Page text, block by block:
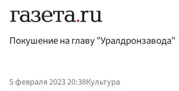
Покушение на главу "Уралдронзавода"
5 февраля 2023 20:38Культура